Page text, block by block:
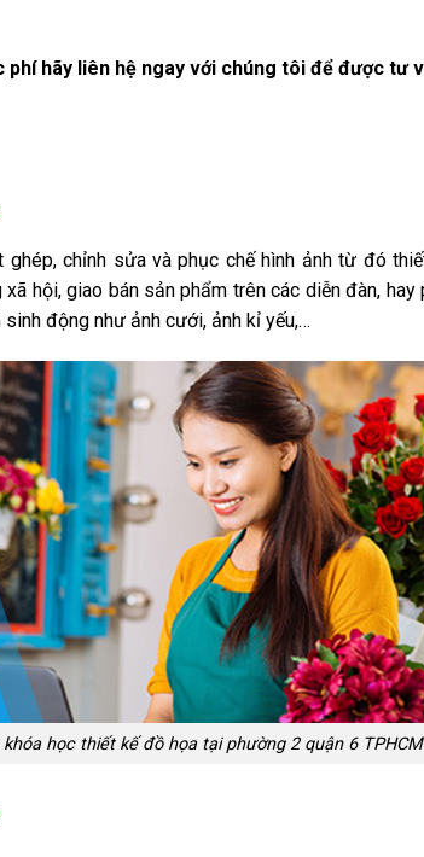
hãy liên hệ ngay với chúng tôi để được tư
chỉnh sửa và phục chế hình ảnh từ đó
hội, giao bán sản phẩm trên các diễn đàn, hay
động như ảnh cưới, ảnh kỉ yếu,…
học thiết kế đồ họa tại phường 2 quận 6 TPHCM